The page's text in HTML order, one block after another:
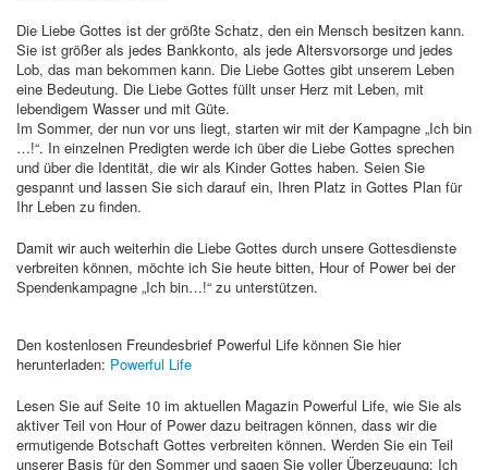
Die Liebe Gottes ist der größte Schatz, den ein Mensch besitzen kann.
Sie ist größer als jedes Bankkonto, als jede Altersvorsorge und jedes
Lob, das man bekommen kann. Die Liebe Gottes gibt unserem Leben
eine Bedeutung. Die Liebe Gottes füllt unser Herz mit Leben, mit
lebendigem Wasser und mit Güte.
Im Sommer, der nun vor uns liegt, starten wir mit der Kampagne „Ich bin
…!“. In einzelnen Predigten werde ich über die Liebe Gottes sprechen
und über die Identität, die wir als Kinder Gottes haben. Seien Sie
gespannt und lassen Sie sich darauf ein, Ihren Platz in Gottes Plan für
Ihr Leben zu finden.
Damit wir auch weiterhin die Liebe Gottes durch unsere Gottesdienste
verbreiten können, möchte ich Sie heute bitten, Hour of Power bei der
Spendenkampagne „Ich bin…!“ zu unterstützen.
Den kostenlosen Freundesbrief Powerful Life können Sie hier
herunterladen: Powerful Life
Lesen Sie auf Seite 10 im aktuellen Magazin Powerful Life, wie Sie als
aktiver Teil von Hour of Power dazu beitragen können, dass wir die
ermutigende Botschaft Gottes verbreiten können. Werden Sie ein Teil
unserer Basis für den Sommer und sagen Sie voller Überzeugung: Ich